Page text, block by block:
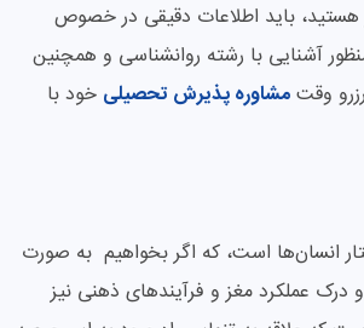
هستید، باید اطلاعات دقیقی در خصوص
آشنایی با رشته روانشناسی و همچنین
وقتمشاوره پذیرش تحصیلی خود با
انسان‌‌ها است، که اگر بخواهیم به صورت
درک عملکرد مغز و فرآیندهای ذهنی نیز